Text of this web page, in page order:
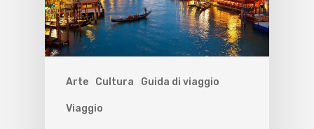
Arte Cultura Guida di viaggio
Viaggio